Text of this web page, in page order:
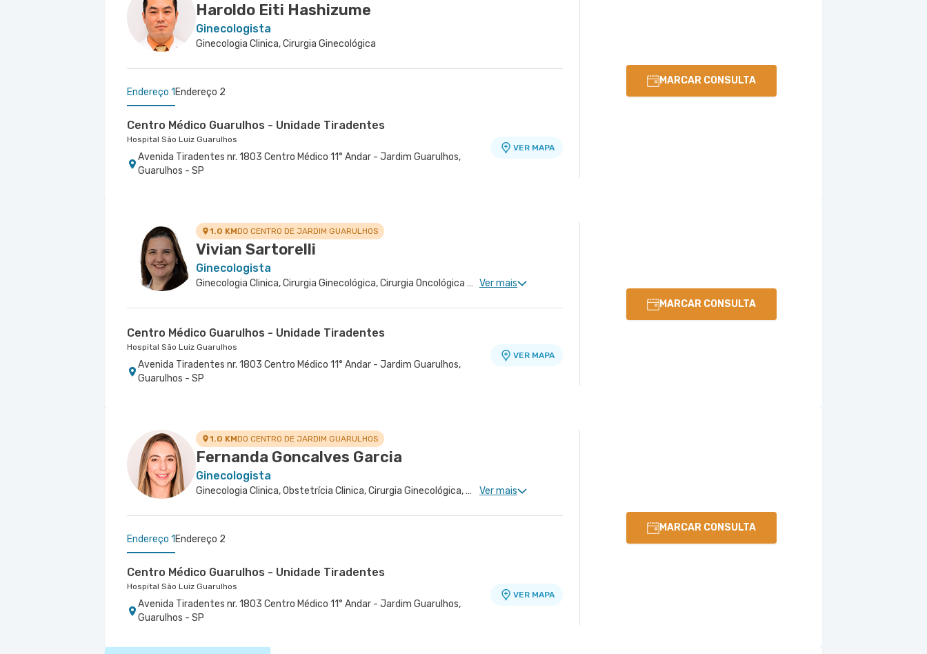
Haroldo Eiti Hashizume
Ginecologista
Ginecologia Clinica, Cirurgia Ginecológica
MARCAR CONSULTA
Endereço 1 Endereço 2
Centro Médico Guarulhos - Unidade Tiradentes
Hospital São Luiz Guarulhos
Avenida Tiradentes nr. 1803 Centro Médico 11° Andar - Jardim Guarulhos,
Guarulhos - SP
VER MAPA
1.0 KMDO CENTRO DE JARDIM GUARULHOS
Vivian Sartorelli
Ginecologista
Ginecologia Clinica, Cirurgia Ginecológica, Cirurgia Oncológica Ginecológica, Ginecologia Oncológica, Miomatose Uterina(Miomas), Ginecologia Videohisteroscopia Ver mais
MARCAR CONSULTA
Centro Médico Guarulhos - Unidade Tiradentes
Hospital São Luiz Guarulhos
Avenida Tiradentes nr. 1803 Centro Médico 11° Andar - Jardim Guarulhos,
Guarulhos - SP
VER MAPA
1.0 KMDO CENTRO DE JARDIM GUARULHOS
Fernanda Goncalves Garcia
Ginecologista
Ginecologia Clinica, Obstetrícia Clinica, Cirurgia Ginecológica, Gravidez de Alto Risco, Cirurgia Oncológica Ginecológica, Ginecologia Oncológica, Miomatose Uterina(Miomas) Ver mais
MARCAR CONSULTA
Endereço 1 Endereço 2
Centro Médico Guarulhos - Unidade Tiradentes
Hospital São Luiz Guarulhos
Avenida Tiradentes nr. 1803 Centro Médico 11° Andar - Jardim Guarulhos,
Guarulhos - SP
VER MAPA
Saude